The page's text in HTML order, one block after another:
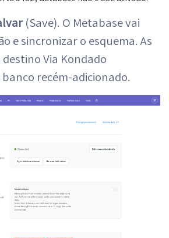
(Save). O Metabase vai
e sincronizar o esquema. As
Via Kondado
recém-adicionado.